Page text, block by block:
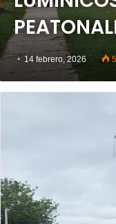
14 febrero, 2026